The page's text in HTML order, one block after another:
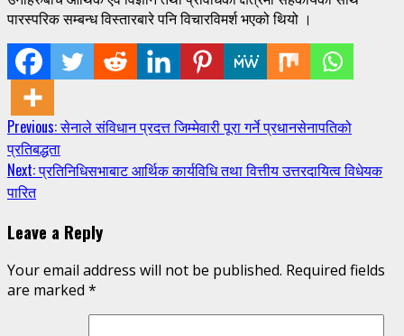
पारस्परिक सम्बन्ध विस्तारबारे पनि विचारविमर्श भएको थियो ।
Continue
Reading
Previous:सेनाले संविधान प्रदत्त जिम्मेवारी पूरा गर्ने प्रधानसेनापतिको
प्रतिबद्धता
Next:प्रतिनिधिसभाबाट आर्थिक कार्यविधि तथा वित्तीय उत्तरदायित्व विधेयक
पारित
Leave a Reply
Your email address will not be published. Required fields
are marked *